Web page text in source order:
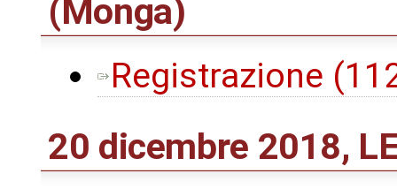
(Monga)
Registrazione
20 dicembre 2018,